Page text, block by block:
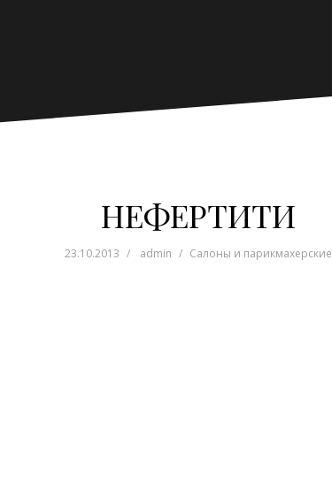
НЕФЕРТИТИ
23.10.2013 admin Салоны и парикмахерские